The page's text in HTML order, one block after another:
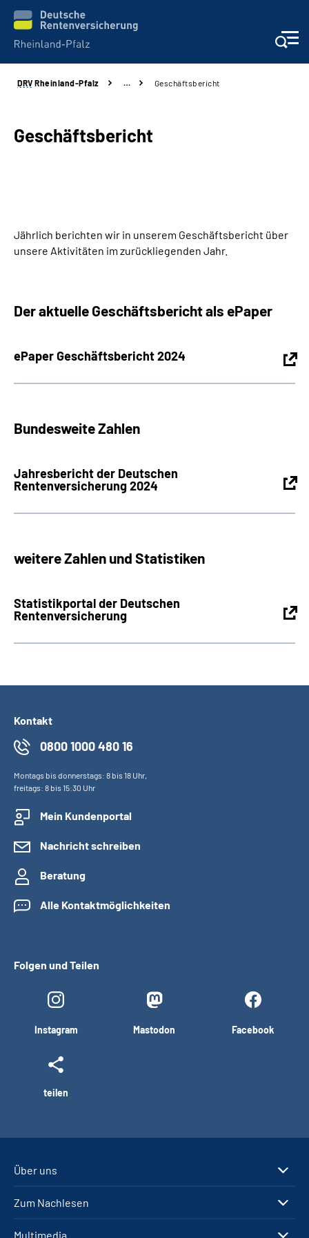
Unsere Leistungen
Beratung
Inhalte in Gebärdensprache (DGS)
Leichte Sprache
DRV Rheinland-Pfalz … Geschäftsbericht
Geschäftsbericht
Jährlich berichten wir in unserem Geschäftsbericht über
unsere Aktivitäten im zurückliegenden Jahr.
Der aktuelle Geschäftsbericht als ePaper
ePaper Geschäftsbericht 2024
Bundesweite Zahlen
Jahresbericht der Deutschen
Rentenversicherung 2024
weitere Zahlen und Statistiken
Statistikportal der Deutschen
Rentenversicherung
Kontakt
0800 1000 480 16
Montags bis donnerstags: 8 bis 18 Uhr,
freitags: 8 bis 15:30 Uhr
Mein Kundenportal
Nachricht schreiben
Beratung
Alle Kontaktmöglichkeiten
Folgen und Teilen
Instagram Mastodon Facebook
teilen
Über uns
Zum Nachlesen
Multimedia